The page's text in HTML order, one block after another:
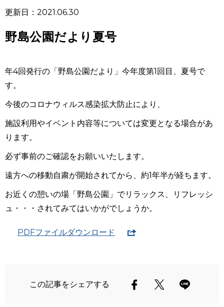
更新日：2021.06.30
野島公園だより夏号
年4回発行の「野島公園だより」今年度第1回目、夏号で
す。
今後のコロナウィルス感染拡大防止により、
施設利用やイベント内容等については変更となる場合があ
ります。
必ず事前のご確認をお願いいたします。
遠方への移動自粛が開始されてから、約1年半が経ちます。
お近くの憩いの場「野島公園」でリラックス、リフレッシ
ュ・・・されてみてはいかがでしょうか。
PDFファイルダウンロード
この記事をシェアする